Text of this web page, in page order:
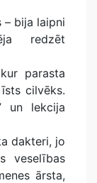
bija laipni
redzēt
parasta
cilvēks.
un lekcija
dakteri, jo
veselības
ārsta,